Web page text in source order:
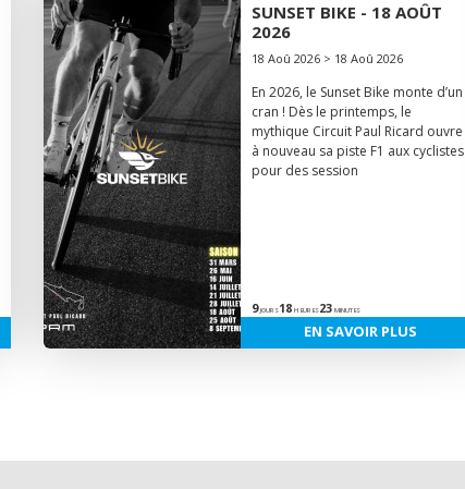
SUNSET BIKE - 18 AOÛT
2026
18 Aoû 2026 > 18 Aoû 2026
En 2026, le Sunset Bike monte d’un
cran ! Dès le printemps, le
mythique Circuit Paul Ricard ouvre
à nouveau sa piste F1 aux cyclistes
pour des session
9JOURS18HEURES23MINUTES
EN SAVOIR PLUS